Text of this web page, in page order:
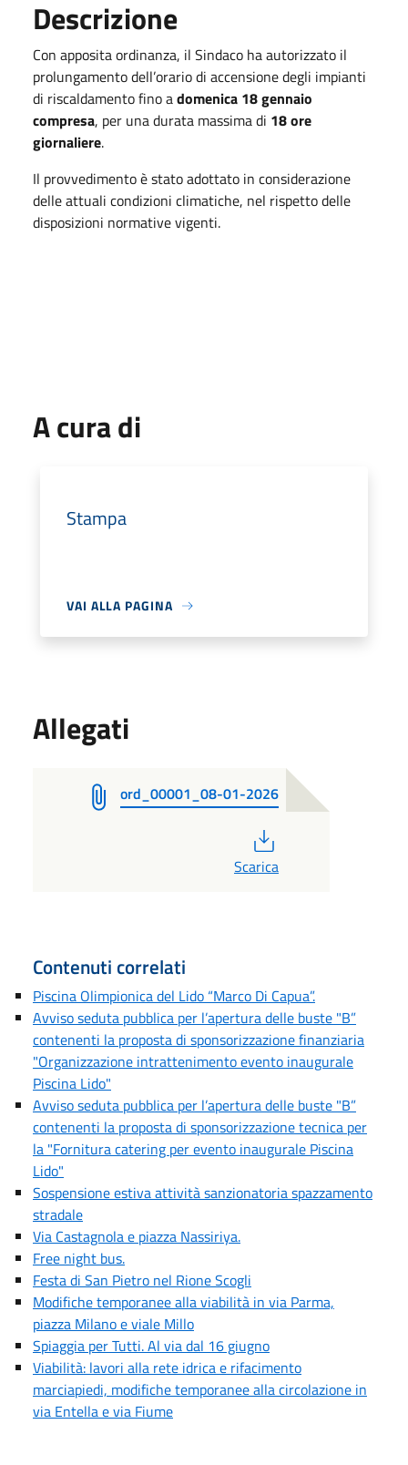
Descrizione
Con apposita ordinanza, il Sindaco ha autorizzato il
prolungamento dell’orario di accensione degli impianti
di riscaldamento fino adomenica 18 gennaio
compresa, per una durata massima di 18 ore
giornaliere.
Il provvedimento è stato adottato in considerazione
delle attuali condizioni climatiche, nel rispetto delle
disposizioni normative vigenti.
A cura di
Stampa
VAI ALLA PAGINA
Allegati
ord_00001_08-01-2026
Scarica
Contenuti correlati
Piscina Olimpionica del Lido “Marco Di Capua”.
Avviso seduta pubblica per l’apertura delle buste "B”
contenenti la proposta di sponsorizzazione finanziaria
"Organizzazione intrattenimento evento inaugurale
Piscina Lido"
Avviso seduta pubblica per l’apertura delle buste "B”
contenenti la proposta di sponsorizzazione tecnica per
la "Fornitura catering per evento inaugurale Piscina
Lido"
Sospensione estiva attività sanzionatoria spazzamento
stradale
Via Castagnola e piazza Nassiriya.
Free night bus.
Festa di San Pietro nel Rione Scogli
Modifiche temporanee alla viabilità in via Parma,
piazza Milano e viale Millo
Spiaggia per Tutti. Al via dal 16 giugno
Viabilità: lavori alla rete idrica e rifacimento
marciapiedi, modifiche temporanee alla circolazione in
via Entella e via Fiume